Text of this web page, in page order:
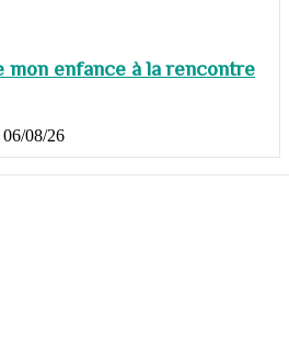
mon enfance à la rencontre
06/08/26